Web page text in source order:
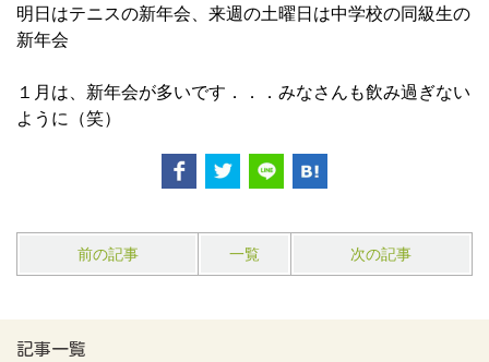
明日はテニスの新年会、来週の土曜日は中学校の同級生の
新年会
１月は、新年会が多いです．．．みなさんも飲み過ぎない
ように（笑）
前の記事 一覧 次の記事
記事一覧